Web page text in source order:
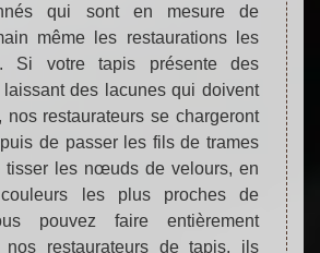
qui sont en mesure de
même les restaurations les
Si votre tapis présente des
laissant des lacunes qui doivent
nos restaurateurs se chargeront
de passer les fils de trames
tisser les nœuds de velours, en
les plus proches de
pouvez faire entièrement
nos restaurateurs de tapis, ils